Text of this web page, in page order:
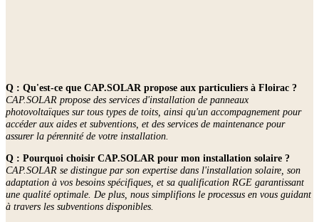
Q : Qu'est-ce que CAP.SOLAR propose aux particuliers à Floirac ?
CAP.SOLAR propose des services d'installation de panneaux
photovoltaïques sur tous types de toits, ainsi qu'un accompagnement pour
accéder aux aides et subventions, et des services de maintenance pour
assurer la pérennité de votre installation.
Q : Pourquoi choisir CAP.SOLAR pour mon installation solaire ?
CAP.SOLAR se distingue par son expertise dans l'installation solaire, son
adaptation à vos besoins spécifiques, et sa qualification RGE garantissant
une qualité optimale. De plus, nous simplifions le processus en vous guidant
à travers les subventions disponibles.